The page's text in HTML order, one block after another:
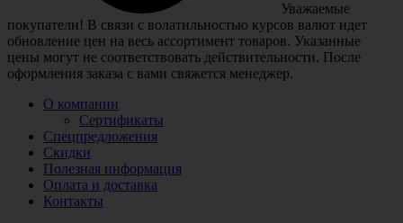
Уважаемые
покупатели! В связи с волатильностью курсов валют идет
обновление цен на весь ассортимент товаров. Указанные
цены могут не соответствовать действительности. После
оформления заказа с вами свяжется менеджер.
О компании
Сертификаты
Спецпредложения
Скидки
Полезная информация
Оплата и доставка
Контакты